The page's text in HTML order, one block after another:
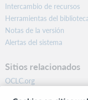
Intercambio de recursos
Herramientas del
Notas de la versión
Alertas del sistema
Sitios relacionados
OCLC.org